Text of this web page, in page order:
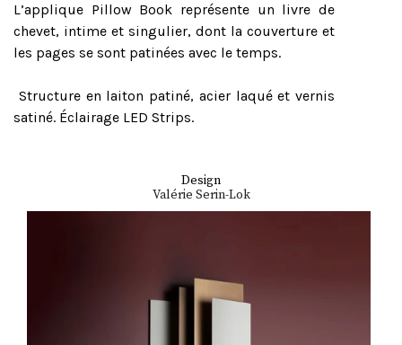
L’applique Pillow Book représente un livre de
chevet, intime et singulier, dont la couverture et
les pages se sont patinées avec le temps.
Structure en laiton patiné, acier laqué et vernis
satiné. Éclairage LED Strips.
Design
Valérie Serin-Lok